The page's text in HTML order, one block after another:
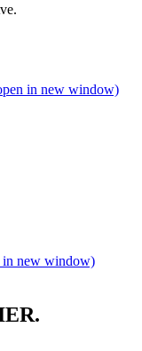
in new window)
in new window)